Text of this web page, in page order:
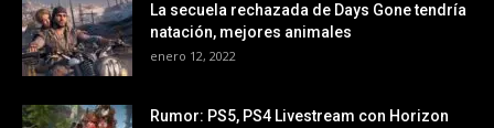
La secuela rechazada de Days Gone tendría
natación, mejores animales
enero 12, 2022
Rumor: PS5, PS4 Livestream con Horizon